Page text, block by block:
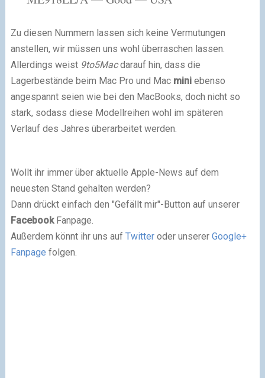
Zu diesen Nummern lassen sich keine Vermutungen
anstellen, wir müssen uns wohl überraschen lassen.
Allerdings weist 9to5Macdarauf hin, dass die
Lagerbestände beim Mac Pro und Mac miniebenso
angespannt seien wie bei den MacBooks, doch nicht so
stark, sodass diese Modellreihen wohl im späteren
Verlauf des Jahres überarbeitet werden.
Wollt ihr immer über aktuelle Apple-News auf dem
neuesten Stand gehalten werden?
Dann drückt einfach den "Gefällt mir"-Button auf unserer
FacebookFanpage.
Außerdem könnt ihr uns auf Twitteroder unserer Google+
Fanpage folgen.